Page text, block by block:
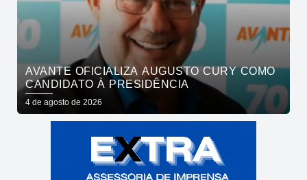
AVANTE OFICIALIZA AUGUSTO CURY COMO
CANDIDATO À PRESIDÊNCIA
4 de agosto de 2026